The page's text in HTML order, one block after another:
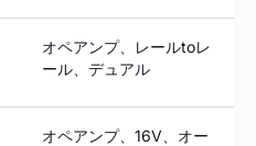
オペアンプ、レールtoレ
ール、デュアル
オペアンプ、16V、オー